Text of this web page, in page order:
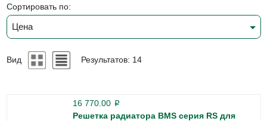
Сортировать по:
Цена
Вид Результатов: 14
16 770.00 p
Решетка радиатора BMS серия RS для